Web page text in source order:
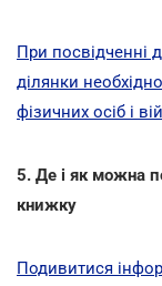
При посвідченні
ділянки
фізичних осіб і
5. Де і як можна
книжку
Подивитися